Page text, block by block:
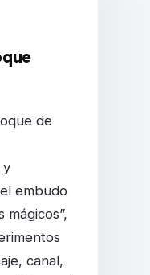
de
y
embudo
mágicos”,
canal,